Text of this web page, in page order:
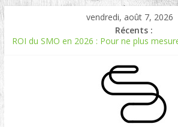
vendredi, août 7, 2026
Récents :
ROI du SMO en 2026 : Pour ne plus
Experts en Social Listening en France : qui
Reddit, la brique manquante entre Social
Comment votre e-réputation dépend du